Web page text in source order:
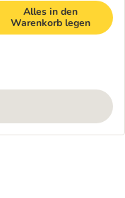
Alles in den
Warenkorb legen